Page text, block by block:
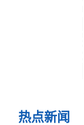
热点新闻